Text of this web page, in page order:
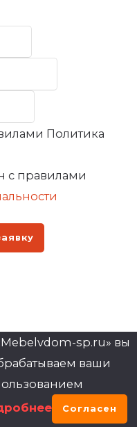
Политика
с правилами
sp.ru» вы
ваши
Согласен